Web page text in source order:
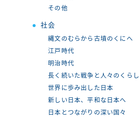
その他
社会
縄文のむらから古墳のくにへ
江戸時代
明治時代
長く続いた戦争と人々のくらし
世界に歩み出した日本
新しい日本、平和な日本へ
日本とつながりの深い国々